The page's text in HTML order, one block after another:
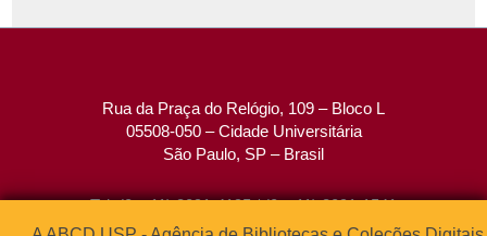
Rua da Praça do Relógio, 109 – Bloco L
05508-050 – Cidade Universitária
São Paulo, SP – Brasil
Tel: (0xx11) 3091-4195 / (0xx11) 3091-1541
Fax: (0xx11) 3091-1567